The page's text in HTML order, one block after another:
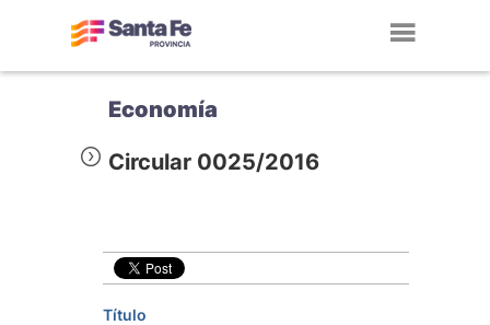
Economía
Circular 0025/2016
Título